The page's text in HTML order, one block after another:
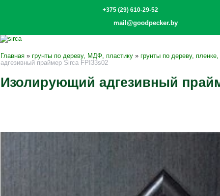
+375 (29) 610-29-52
mail@goodpecker.by
Главная » грунты по дереву, МДФ, пластику » грунты по дереву,
адгезивный праймер Sirca FPI33s02
Изолирующий адгезивный